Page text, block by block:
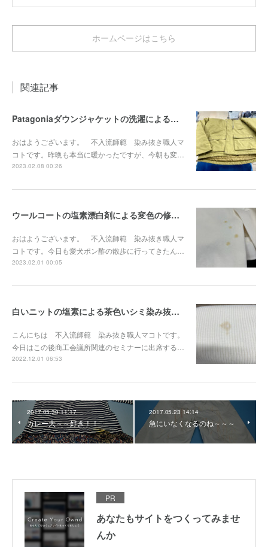
ホームページはこちら
関連記事
Patagoniaダウンジャケットの洗濯による輪染み染み抜き事例『染み抜き屋』
おはようございます。 不入流師範 染み抜き職人マ
コトです。昨晩も本当に暖かったですが、今朝も変…
2023.02.08 00:26
ウールコートの塩素漂白剤による変色の修正事例『染み抜き屋』
おはようございます。 不入流師範 染み抜き職人マ
コトです。今日も愛犬ポン酢の散歩に行ってきたん…
2023.02.01 00:05
白いニットの塩素による茶色いシミ染み抜き事例『染み抜き屋』
こんにちは 不入流師範 染み抜き職人マコトです。
今日はこの後商工会議所関連のセミナーに出席する…
2022.12.01 06:53
2017.05.30 11:17
カレー大～～好き！！
2017.05.23 14:14
急にいなくなるのね～～～
PR
あなたもサイトをつくってみませ
んか